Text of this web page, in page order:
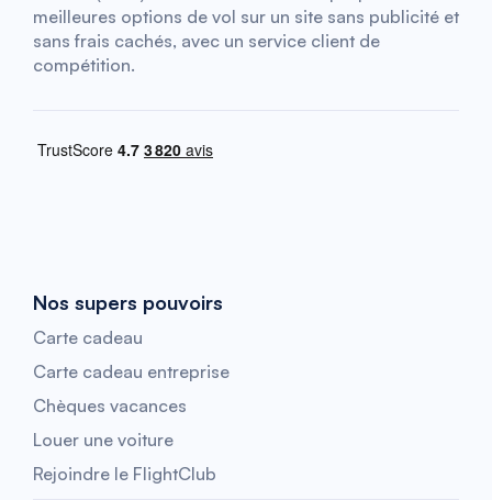
meilleures options de vol sur un site sans publicité et
sans frais cachés, avec un service client de
compétition.
Nos supers pouvoirs
Carte cadeau
Carte cadeau entreprise
Chèques vacances
Louer une voiture
Rejoindre le FlightClub